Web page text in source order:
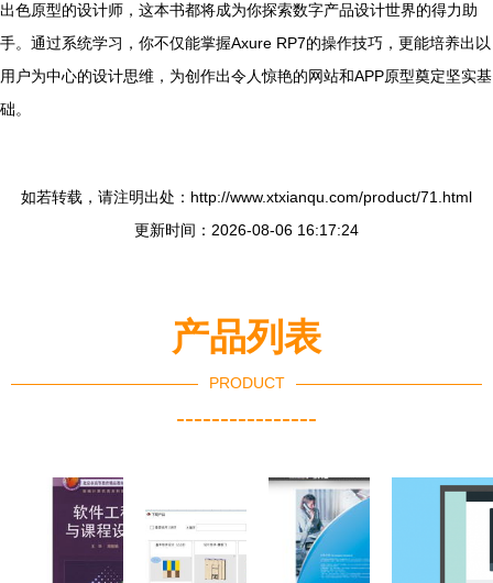
出色原型的设计师，这本书都将成为你探索数字产品设计世界的得力助
手。通过系统学习，你不仅能掌握Axure RP7的操作技巧，更能培养出以
用户为中心的设计思维，为创作出令人惊艳的网站和APP原型奠定坚实基
础。
如若转载，请注明出处：http://www.xtxianqu.com/product/71.html
更新时间：2026-08-06 16:17:24
产品列表
PRODUCT
----------------